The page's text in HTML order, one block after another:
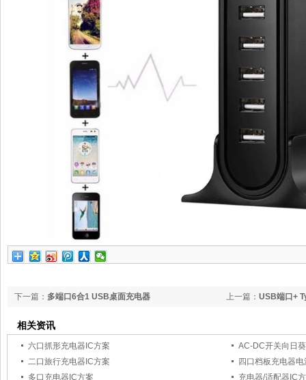
上一篇： USB端口+
下一篇： 多端口6合1 USB桌面充电器
相关资讯
六口抓形充电器IC方案
AC-DC开关向日
二口旅行充电器IC方案
四口档板充电器
多口充电器IC方案
充电器/适配器IC